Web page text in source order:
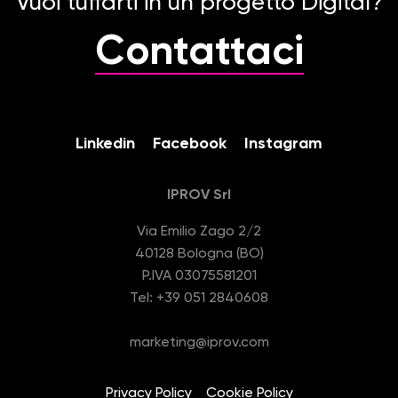
Contattaci
Linkedin Facebook Instagram
IPROV Srl
Via Emilio Zago 2/2
40128 Bologna (BO)
P.IVA 03075581201
Tel: +39 051 2840608
marketing@iprov.com
Privacy Policy Cookie Policy